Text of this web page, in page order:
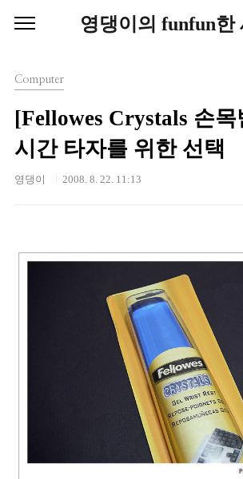
영댕이의 funfun한
Computer
[Fellowes Crystals 손
시간 타자를 위한 선택
영댕이 2008. 8. 22. 11:13